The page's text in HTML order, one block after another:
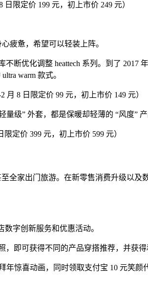
日限定价 199 元，初上市价 249 元）
疲惫，希望可以轻装上阵。
断优化调整 heattech 系列。到了 2017
warm 款式。
月 8 日限定价 99 元，初上市价 149 元）
级” 外套，都是保暖却轻薄的 “风度” 产
定价 399 元，初上市价 599 元）
全家出门旅游。在新零售消费升级以及
字创新服务和优惠活动。
即可获得不同的产品穿搭推荐，并获得
惊喜动画，同时领取支付宝 10 元笑颜